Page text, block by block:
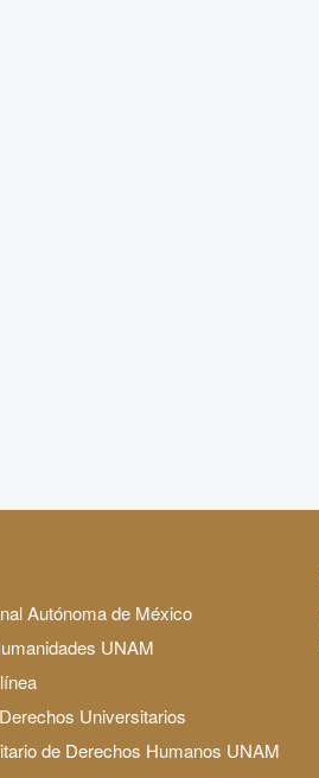
Autónoma de México
UNAM
Universitarios
de Derechos Humanos UNAM